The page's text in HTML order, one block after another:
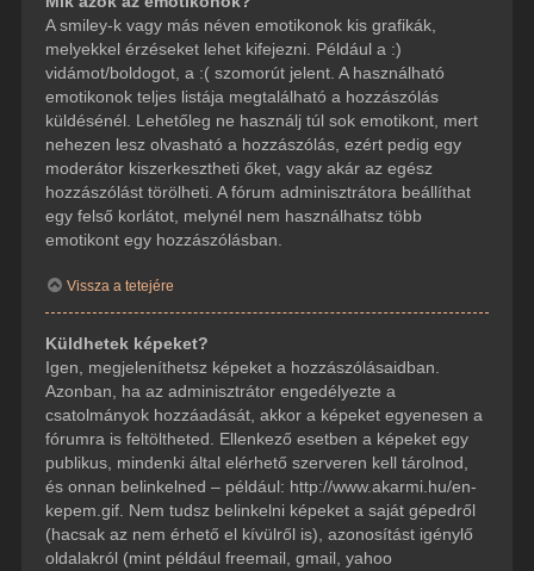
A smiley-k vagy más néven emotikonok kis grafikák,
melyekkel érzéseket lehet kifejezni. Például a :)
vidámot/boldogot, a :( szomorút jelent. A használható
emotikonok teljes listája megtalálható a hozzászólás
küldésénél. Lehetőleg ne használj túl sok emotikont, mert
nehezen lesz olvasható a hozzászólás, ezért pedig egy
moderátor kiszerkesztheti őket, vagy akár az egész
hozzászólást törölheti. A fórum adminisztrátora beállíthat
egy felső korlátot, melynél nem használhatsz több
emotikont egy hozzászólásban.
Vissza a tetejére
Küldhetek képeket?
Igen, megjeleníthetsz képeket a hozzászólásaidban.
Azonban, ha az adminisztrátor engedélyezte a
csatolmányok hozzáadását, akkor a képeket egyenesen a
fórumra is feltöltheted. Ellenkező esetben a képeket egy
publikus, mindenki által elérhető szerveren kell tárolnod,
és onnan belinkelned – például: http://www.akarmi.hu/en-
kepem.gif. Nem tudsz belinkelni képeket a saját gépedről
(hacsak az nem érhető el kívülről is), azonosítást igénylő
oldalakról (mint például freemail, gmail, yahoo